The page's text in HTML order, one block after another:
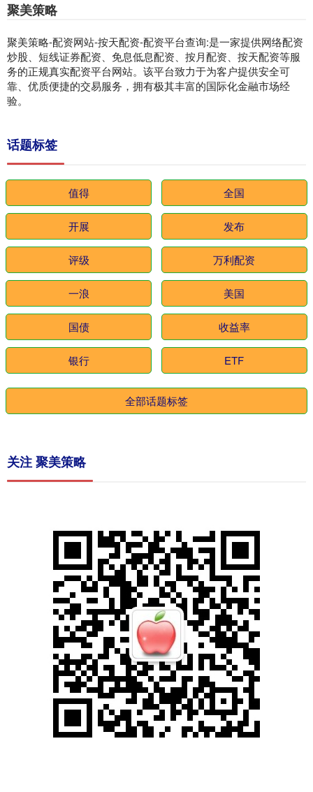
聚美策略
聚美策略-配资网站-按天配资-配资平台查询:是一家提供网络配资
炒股、短线证券配资、免息低息配资、按月配资、按天配资等服
务的正规真实配资平台网站。该平台致力于为客户提供安全可
靠、优质便捷的交易服务，拥有极其丰富的国际化金融市场经
验。
话题标签
值得 全国
开展 发布
评级 万利配资
一浪 美国
国债 收益率
银行 ETF
全部话题标签
关注 聚美策略